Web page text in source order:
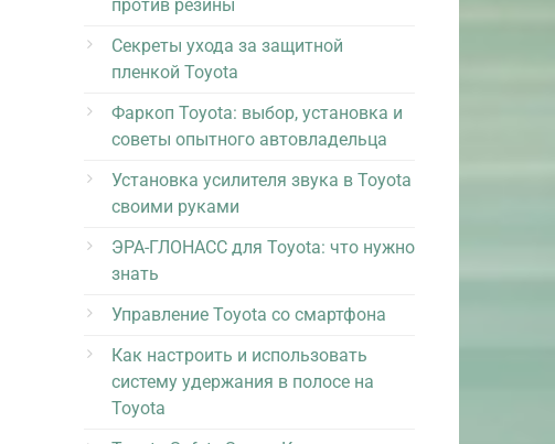
против резины
Секреты ухода за защитной
пленкой Toyota
Фаркоп Toyota: выбор, установка и
советы опытного автовладельца
Установка усилителя звука в Toyota
своими руками
ЭРА-ГЛОНАСС для Toyota: что нужно
знать
Управление Toyota со смартфона
Как настроить и использовать
систему удержания в полосе на
Toyota